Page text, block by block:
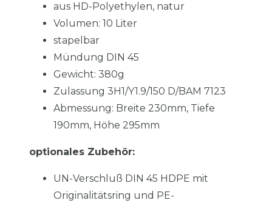
aus HD-Polyethylen, natur
Volumen: 10 Liter
stapelbar
Mündung DIN 45
Gewicht: 380g
Zulassung 3H1/Y1.9/150 D/BAM 7123
Abmessung: Breite 230mm, Tiefe
190mm, Höhe 295mm
optionales Zubehör:
UN-Verschluß DIN 45 HDPE mit
Originalitätsring und PE-